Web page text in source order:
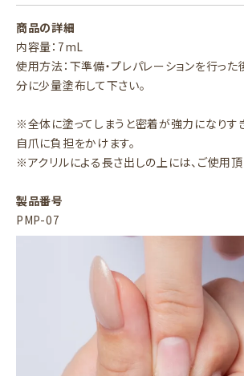
商品の詳細
内容量：7mL
使用方法：下準備・プレパレーションを行った
分に少量塗布して下さい。
※全体に塗ってしまうと密着が強力になりす
自爪に負担をかけます。
※アクリルによる長さ出しの上には、ご使用頂
製品番号
PMP-07